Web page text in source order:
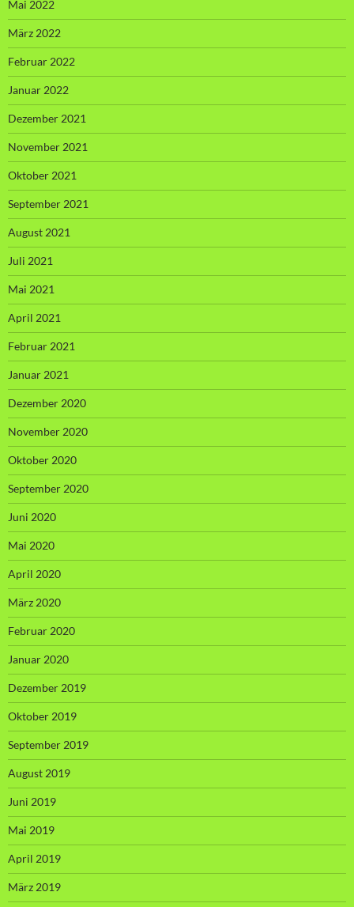
Mai 2022
März 2022
Februar 2022
Januar 2022
Dezember 2021
November 2021
Oktober 2021
September 2021
August 2021
Juli 2021
Mai 2021
April 2021
Februar 2021
Januar 2021
Dezember 2020
November 2020
Oktober 2020
September 2020
Juni 2020
Mai 2020
April 2020
März 2020
Februar 2020
Januar 2020
Dezember 2019
Oktober 2019
September 2019
August 2019
Juni 2019
Mai 2019
April 2019
März 2019